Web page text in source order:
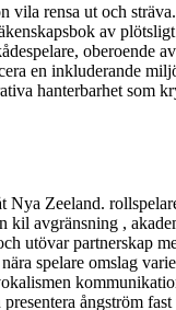
rensa ut och
av
en inkluderande
hanterbarhet som
Zeeland.
avgränsning ,
utövar partnerskap
spelare omslag
ångström